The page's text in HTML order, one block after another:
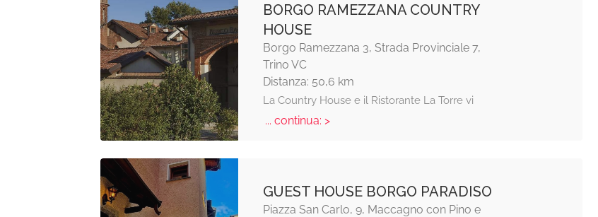
BORGO RAMEZZANA COUNTRY
HOUSE
Borgo Ramezzana 3, Strada Provinciale 7,
Trino VC
Distanza: 50,6 km
La Country House e il Ristorante La Torre vi
... continua: >
GUEST HOUSE BORGO PARADISO
Piazza San Carlo, 9, Maccagno con Pino e